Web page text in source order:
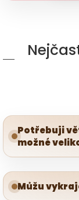
Potřebuji
možné
Můžu